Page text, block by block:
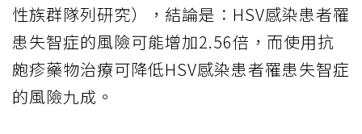
性族群隊列研究），結論是：HSV感染患者罹
患失智症的風險可能增加2.56倍，而使用抗
皰疹藥物治療可降低HSV感染患者罹患失智症
的風險九成。